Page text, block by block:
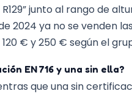
junto al rango de
2024 ya no se venden
€ y 250 € según el
EN 716 y una sin ella?
que una sin